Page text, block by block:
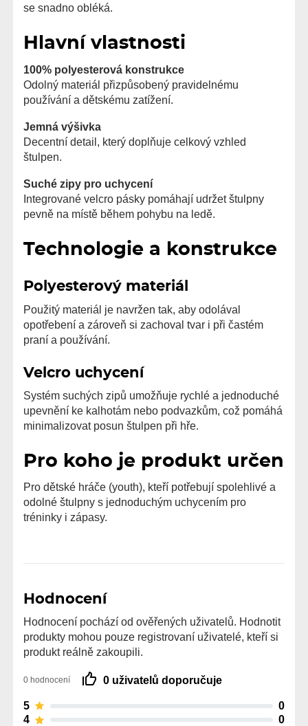
se snadno obléká.
Hlavní vlastnosti
100% polyesterová konstrukce
Odolný materiál přizpůsobený pravidelnému
používání a dětskému zatížení.
Jemná výšivka
Decentní detail, který doplňuje celkový vzhled
štulpen.
Suché zipy pro uchycení
Integrované velcro pásky pomáhají udržet štulpny
pevně na místě během pohybu na ledě.
Technologie a konstrukce
Polyesterový materiál
Použitý materiál je navržen tak, aby odolával
opotřebení a zároveň si zachoval tvar i při častém
praní a používání.
Velcro uchycení
Systém suchých zipů umožňuje rychlé a jednoduché
upevnění ke kalhotám nebo podvazkům, což pomáhá
minimalizovat posun štulpen při hře.
Pro koho je produkt určen
Pro dětské hráče (youth), kteří potřebují spolehlivé a
odolné štulpny s jednoduchým uchycením pro
tréninky i zápasy.
Hodnocení
Hodnocení pochází od ověřených uživatelů. Hodnotit
produkty mohou pouze registrovaní uživatelé, kteří si
produkt reálně zakoupili.
0 hodnocení 0 uživatelů doporučuje
5
0
4
0